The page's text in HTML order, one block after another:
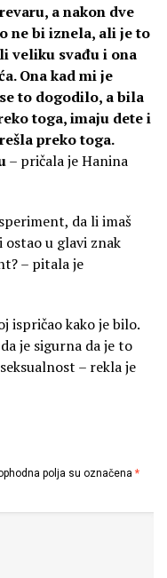
a nakon dve
ne bi iznela, ali je to
veliku svađu i ona
Ona kad mi je
to dogodilo, a bila
toga, imaju dete i
preko toga.
– pričala je Hanina
da li imaš
ostao u glavi znak
– pitala je
ispričao kako je bilo.
je sigurna da je to
– rekla je
polja su označena *